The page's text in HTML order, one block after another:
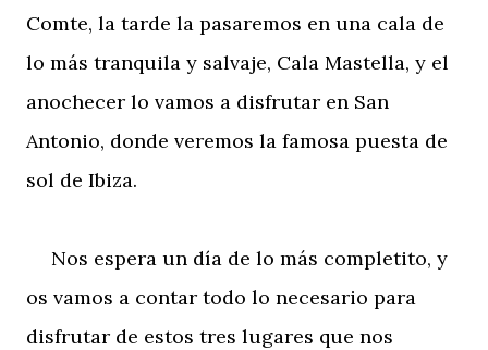
Comte, la tarde la pasaremos en una cala de
lo más tranquila y salvaje, Cala Mastella, y el
anochecer lo vamos a disfrutar en San
Antonio, donde veremos la famosa puesta de
sol de Ibiza.
Nos espera un día de lo más completito, y
os vamos a contar todo lo necesario para
disfrutar de estos tres lugares que nos